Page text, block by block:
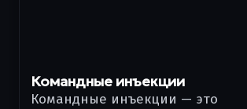
Командные инъекции
Командные инъекции — это